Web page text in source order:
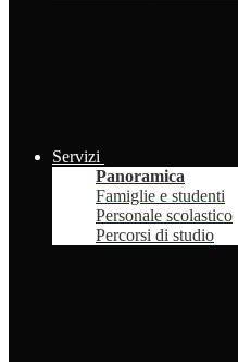
Servizi
Panoramica
Famiglie e studenti
Personale scolastico
Percorsi di studio